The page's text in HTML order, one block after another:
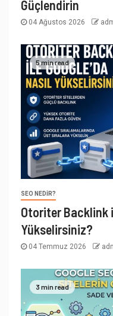
Güçlendirin
04 Ağustos 2026
5 min read
SEO NEDIR?
Otoriter Backlink
Yükselirsiniz?
04 Temmuz 2026
3 min read